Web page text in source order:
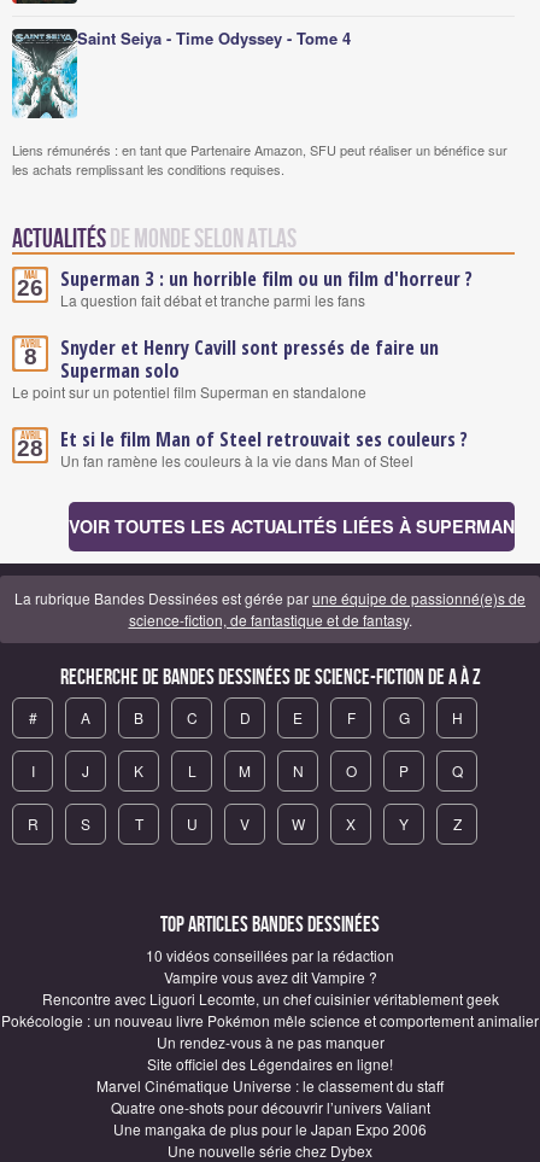
Saint Seiya - Time Odyssey - Tome 4
Liens rémunérés : en tant que Partenaire Amazon, SFU peut réaliser un bénéfice sur
les achats remplissant les conditions requises.
Actualités de Monde selon Atlas
Mai
26 Superman 3 : un horrible film ou un film d'horreur ?
La question fait débat et tranche parmi les fans
Avril
8
Snyder et Henry Cavill sont pressés de faire un
Superman solo
Le point sur un potentiel film Superman en standalone
Avril
28 Et si le film Man of Steel retrouvait ses couleurs ?
Un fan ramène les couleurs à la vie dans Man of Steel
VOIR TOUTES LES ACTUALITÉS LIÉES À SUPERMAN
La rubrique Bandes Dessinées est gérée parune équipe de passionné(e)s de
science-fiction, de fantastique et de fantasy.
Recherche de Bandes Dessinées de science-fiction de A à Z
# A B C D E F G H
I J K L M N O P Q
R S T U V W X Y Z
Top articles Bandes Dessinées
10 vidéos conseillées par la rédaction
Vampire vous avez dit Vampire ?
Rencontre avec Liguori Lecomte, un chef cuisinier véritablement geek
Pokécologie : un nouveau livre Pokémon mêle science et comportement animalier
Un rendez-vous à ne pas manquer
Site officiel des Légendaires en ligne!
Marvel Cinématique Universe : le classement du staff
Quatre one-shots pour découvrir l’univers Valiant
Une mangaka de plus pour le Japan Expo 2006
Une nouvelle série chez Dybex